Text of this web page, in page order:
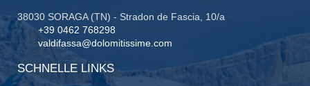
38030 SORAGA (TN) - Stradon de Fascia, 10/a
+39 0462 768298
valdifassa@dolomitissime.com
SCHNELLE LINKS